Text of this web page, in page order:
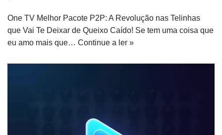
One TV Melhor Pacote P2P: A Revolução nas Telinhas
que Vai Te Deixar de Queixo Caído! Se tem uma coisa que
eu amo mais que… Continue a ler »